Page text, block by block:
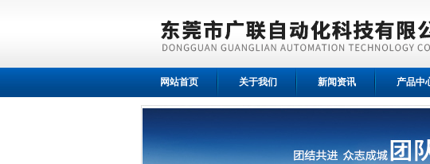
网站首页 关于我们 新闻资讯 产品中